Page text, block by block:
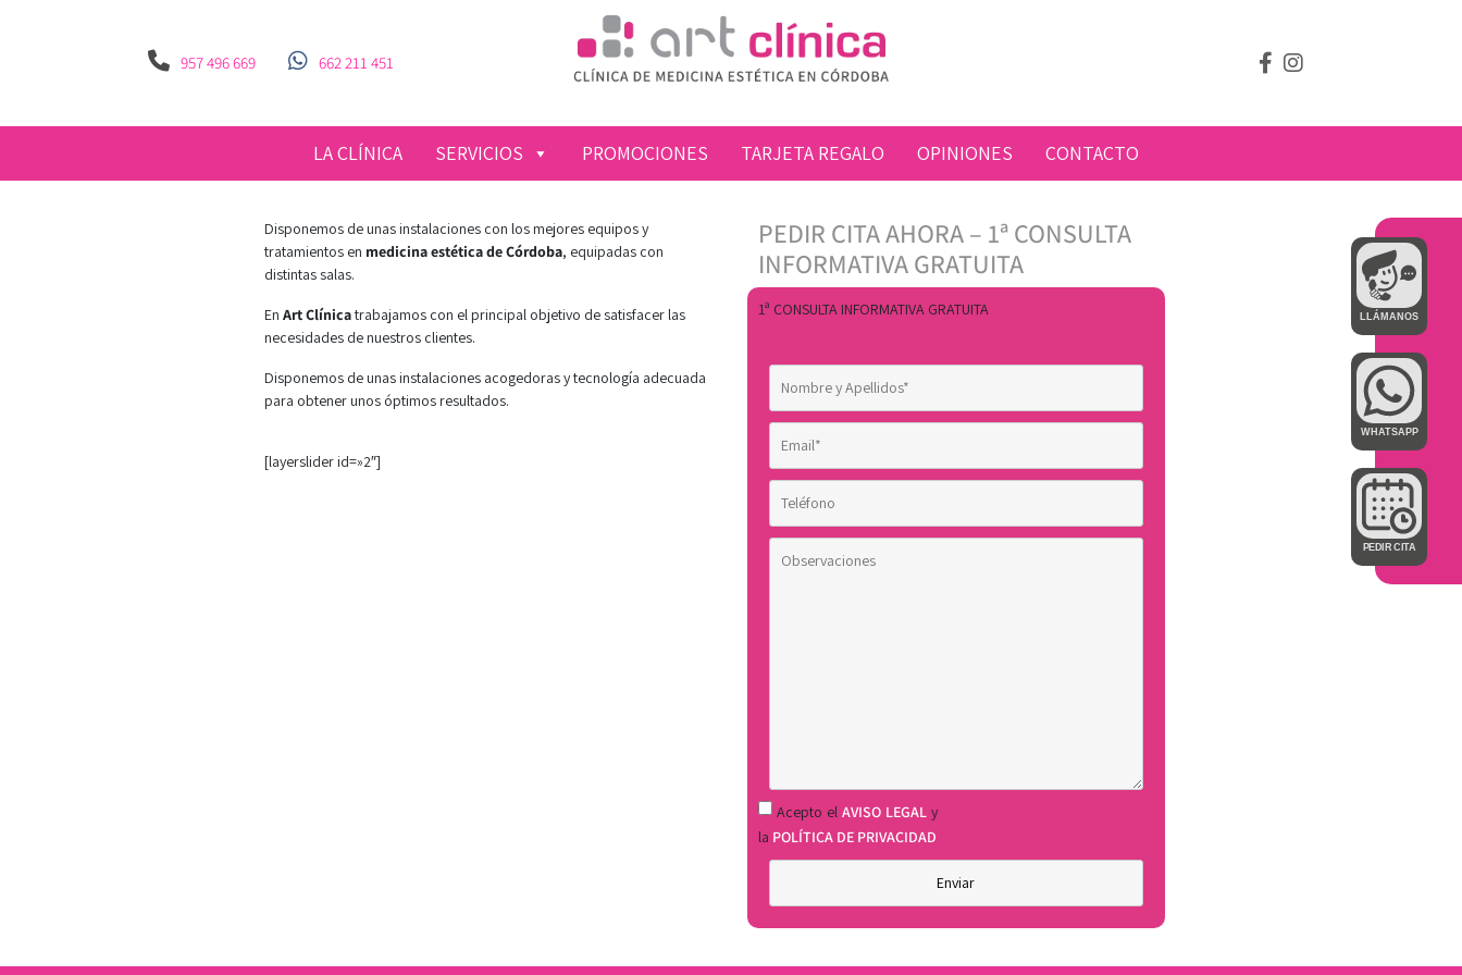
957 496 669 662 211 451
LA CLÍNICA SERVICIOS PROMOCIONES TARJETA REGALO OPINIONES CONTACTO
LLÁMANOS
WHATSAPP
PEDIR CITA
Disponemos de unas instalaciones con los mejores equipos y
tratamientos en medicina estética de Córdoba, equipadas con
distintas salas.
EnArt Clínicatrabajamos con el principal objetivo de satisfacer las
necesidades de nuestros clientes.
Disponemos de unas instalaciones acogedoras y tecnología adecuada
para obtener unos óptimos resultados.
[layerslider id=»2″]
PEDIR CITA AHORA – 1ª CONSULTA
INFORMATIVA GRATUITA
1ª CONSULTA INFORMATIVA GRATUITA
Acepto el AVISO LEGALy
la POLÍTICA DE PRIVACIDAD